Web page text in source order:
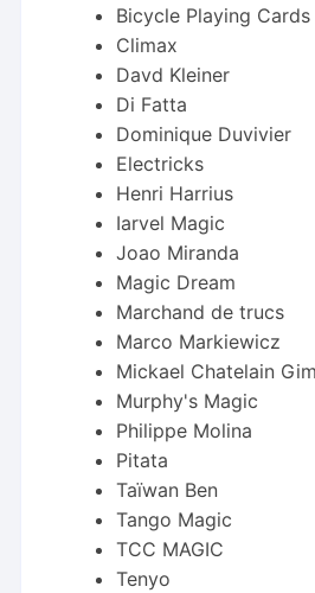
Bicycle Playing Cards
Climax
Davd Kleiner
Di Fatta
Dominique Duvivier
Electricks
Henri Harrius
Iarvel Magic
Joao Miranda
Magic Dream
Marchand de trucs
Marco Markiewicz
Mickael Chatelain
Murphy's Magic
Philippe Molina
Pitata
Taïwan Ben
Tango Magic
TCC MAGIC
Tenyo